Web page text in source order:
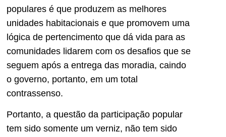
populares é que produzem as melhores
unidades habitacionais e que promovem uma
lógica de pertencimento que dá vida para as
comunidades lidarem com os desafios que se
seguem após a entrega das moradia, caindo
o governo, portanto, em um total
contrassenso.
Portanto, a questão da participação popular
tem sido somente um verniz, não tem sido